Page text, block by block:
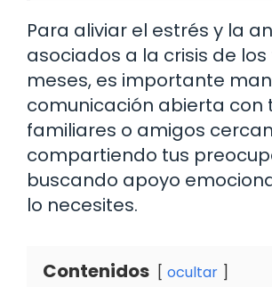
Para aliviar el estrés y la
asociados a la crisis de los
meses, es importante
comunicación abierta con
familiares o amigos
compartiendo tus
buscando apoyo
lo necesites.
Contenidos ocultar